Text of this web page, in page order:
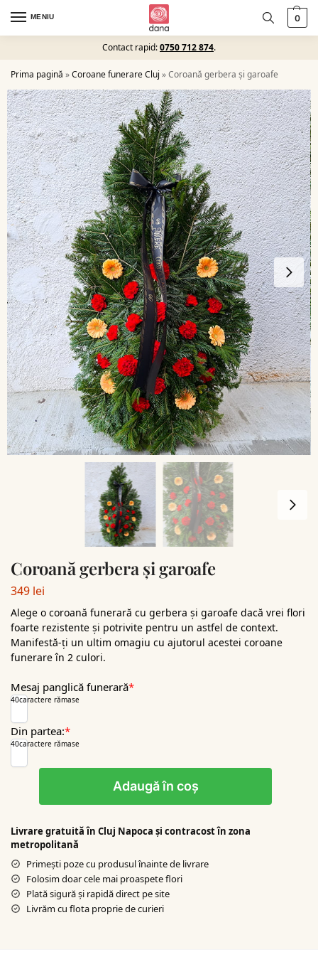
MENIU 0
Contact rapid:0750 712 874.
Prima pagină »Coroane funerare Cluj »Coroană gerbera și garoafe
Coroană gerbera și garoafe
349 lei
Alege o coroană funerară cu gerbera și garoafe dacă vrei flori
foarte rezistente și potrivite pentru un astfel de context.
Manifestă-ți un ultim omagiu cu ajutorul acestei coroane
funerare în 2 culori.
*
Mesaj panglică funerară
40caractere rămase
*
Din partea:
40caractere rămase
Adaugă în coș
Livrare gratuită în Cluj Napoca şi contracost în zona
metropolitană
Primești poze cu produsul înainte de livrare
Folosim doar cele mai proaspete flori
Plată sigură şi rapidă direct pe site
Livrăm cu flota proprie de curieri